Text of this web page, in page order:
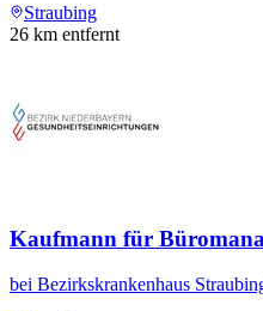
Straubing
26 km entfernt
Kaufmann für
bei Bezirkskrankenhaus